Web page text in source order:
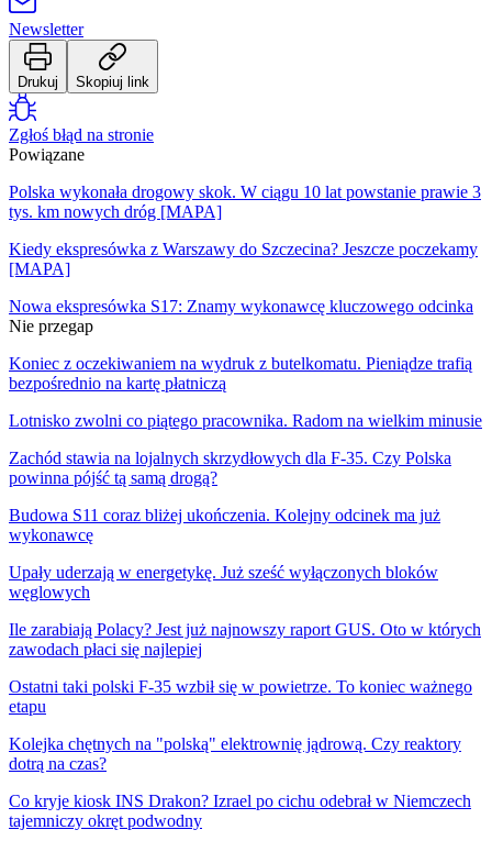
Newsletter
Drukuj Skopiuj link
Zgłoś błąd na stronie
Powiązane
Polska wykonała drogowy skok. W ciągu 10 lat powstanie prawie 3
tys. km nowych dróg [MAPA]
Kiedy ekspresówka z Warszawy do Szczecina? Jeszcze poczekamy
[MAPA]
Nowa ekspresówka S17: Znamy wykonawcę kluczowego odcinka
Nie przegap
Koniec z oczekiwaniem na wydruk z butelkomatu. Pieniądze trafią
bezpośrednio na kartę płatniczą
Lotnisko zwolni co piątego pracownika. Radom na wielkim minusie
Zachód stawia na lojalnych skrzydłowych dla F-35. Czy Polska
powinna pójść tą samą drogą?
Budowa S11 coraz bliżej ukończenia. Kolejny odcinek ma już
wykonawcę
Upały uderzają w energetykę. Już sześć wyłączonych bloków
węglowych
Ile zarabiają Polacy? Jest już najnowszy raport GUS. Oto w których
zawodach płaci się najlepiej
Ostatni taki polski F-35 wzbił się w powietrze. To koniec ważnego
etapu
Kolejka chętnych na "polską" elektrownię jądrową. Czy reaktory
dotrą na czas?
Co kryje kiosk INS Drakon? Izrael po cichu odebrał w Niemczech
tajemniczy okręt podwodny